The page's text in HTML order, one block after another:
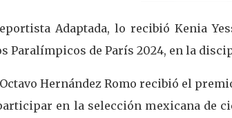
Adaptada, lo recibió Kenia
Paralímpicos de París 2024, en la
Hernández Romo recibió el
en la selección mexicana de